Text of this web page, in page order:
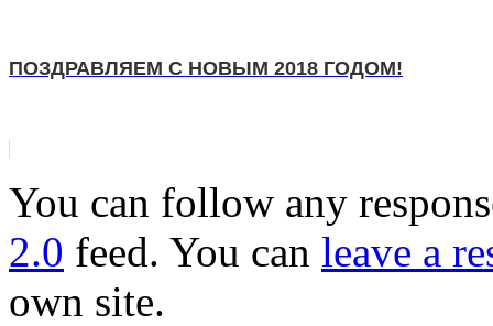
ПОЗДРАВЛЯЕМ С НОВЫМ 2018 ГОДОМ!
You can follow any
2.0 feed. You can leave a
own site.